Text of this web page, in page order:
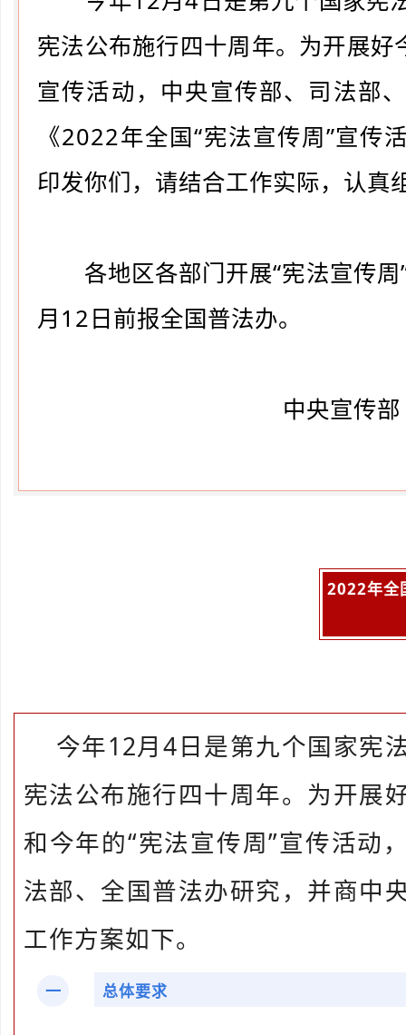
宪法公布施行四十周年。为开展好
宣传活动，中央宣传部、司法部
《2022年全国“宪法宣传周”宣传
印发你们，请结合工作实际，认真
各地区各部门开展“宪法宣传周
月12日前报全国普法办。
中央宣传部
2022年全
今年12月4日是第九个国家宪
宪法公布施行四十周年。为开展
和今年的“宪法宣传周”宣传活动
法部、全国普法办研究，并商中
工作方案如下。
一 总体要求